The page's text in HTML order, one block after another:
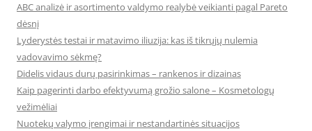
ABC analizė ir asortimento valdymo realybė veikianti pagal Pareto
dėsnį
Lyderystės testai ir matavimo iliuzija: kas iš tikrųjų nulemia
vadovavimo sėkmę?
Didelis vidaus durų pasirinkimas – rankenos ir dizainas
Kaip pagerinti darbo efektyvumą grožio salone – Kosmetologų
vežimėliai
Nuotekų valymo įrengimai ir nestandartinės situacijos